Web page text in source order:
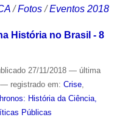
/Fotos /Eventos 2018
História no Brasil - 8
27/11/2018 — última
— registrado em: Crise,
História da Ciência,
Públicas